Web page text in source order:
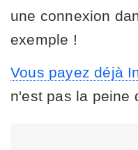
une connexion
exemple !
Vous payez déjà
n'est pas la peine